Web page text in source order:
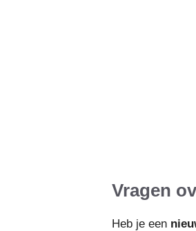
Vragen
Heb je een